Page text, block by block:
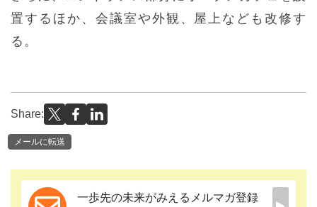
置するほか、会議室や外観、屋上なども改修す
る。
Share:
メールに転送
一歩先の未来がみえるメルマガ登録